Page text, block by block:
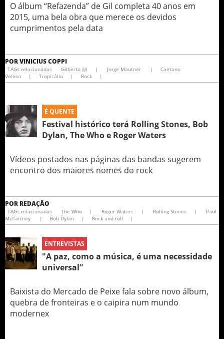
O álbum “Refazenda” de Gil completa 40 anos em
2015, uma bela obra que merece os devidos
cumprimentos pela data
PORVINICIUS COPPI
TAGs relacionadas Gilberto gil | Jorge Mautner |
Caetano
Veloso
| Tropicália | Rock |
É QUENTE
Festival histórico terá Rolling Stones, Bob
Dylan, The Who e Roger Waters
Vídeos postados nas páginas das bandas sugerem
encontro dos maiores nomes do rock
POR REDAÇÃO
TAGs relacionadas The Who | Roger Waters | Rolling Stones |
Paul
McCartney
| Bob Dylan | Rock and roll |
ENTREVISTAS
"A paz, como a música, é uma necessidade
universal”
Baixista do Mercado de Peixe fala sobre novo álbum,
quebra de fronteiras e o caipira num mundo
modernex